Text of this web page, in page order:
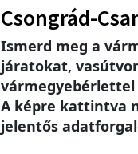
Csongrád-
Ismerd meg a
járatokat,
vármegyebérlettel
A képre kattintva
jelentős